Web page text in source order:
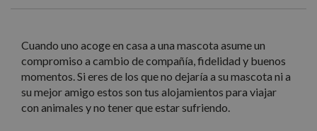
Cuando uno acoge en casa a una mascota asume un
compromiso a cambio de compañía, fidelidad y buenos
momentos. Si eres de los que no dejaría a su mascota ni a
su mejor amigo estos son tus alojamientos para viajar
con animales y no tener que estar sufriendo.